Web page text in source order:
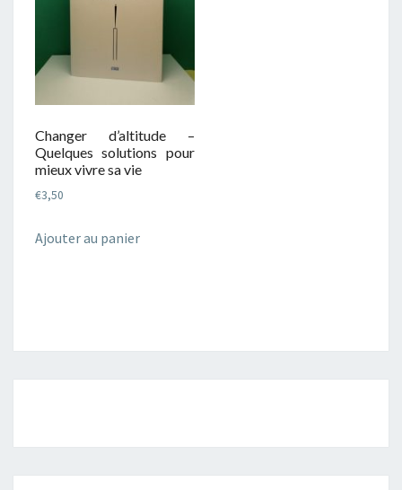
Changer d’altitude –
Quelques solutions pour
mieux vivre sa vie
€3,50
Ajouter au panier